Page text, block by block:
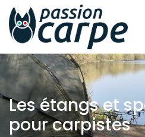
Les étangs et
pour carpistes